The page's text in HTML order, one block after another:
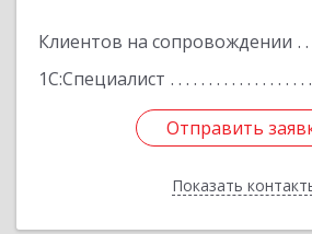
Клиентов на сопровождении
1С:Специалист
Отправить
Показать
Отправить
Назад